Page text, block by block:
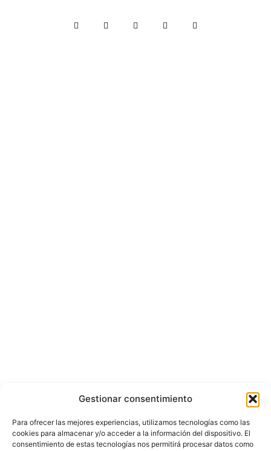
Gestionar consentimiento
Para ofrecer las mejores experiencias, utilizamos tecnologías como las
cookies para almacenar y/o acceder a la información del dispositivo. El
consentimiento de estas tecnologías nos permitirá procesar datos como